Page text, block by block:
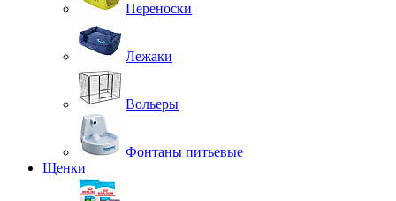
Переноски
Лежаки
Вольеры
Фонтаны питьевые
Щенки